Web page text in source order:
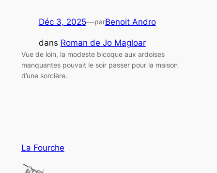
Déc 3, 2025—parBenoit Andro
dans Roman de Jo Magloar
Vue de loin, la modeste bicoque aux ardoises
manquantes pouvait le soir passer pour la maison
d’une sorcière.
La Fourche